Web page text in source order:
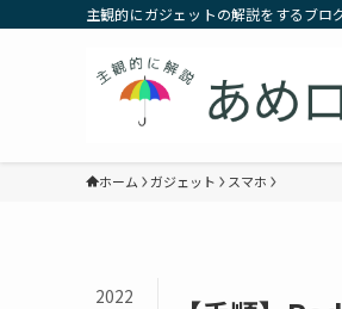
主観的にガジェットの解説をするブロ
ホーム ガジェット スマホ
2022